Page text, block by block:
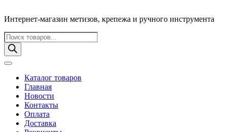
Интернет-магазин метизов, крепежа и ручного инструмента
Поиск
товаров
Каталог товаров
Главная
Новости
Контакты
Оплата
Доставка